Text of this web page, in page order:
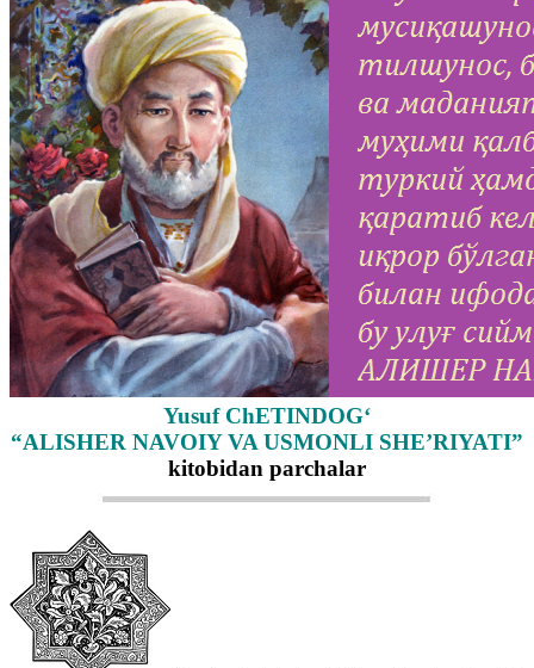
Yusuf ChЕTINDOG‘
“ALISHЕR NAVOIY VA USMONLI SHE’RIYATI”
kitobidan parchalar